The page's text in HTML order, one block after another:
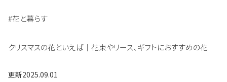
#花と暮らす
クリスマスの花といえば｜花束やリース、ギフトにおすすめの花
更新2025.09.01